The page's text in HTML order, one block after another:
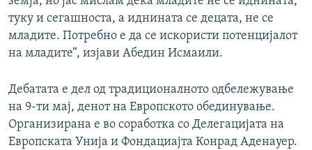
туку и сегашноста, а иднината се децата, не се
младите. Потребно е да се искористи потенцијалот
на младите“, изјави Абедин Исмаили.
Дебатата е дел од традиционалното одбележување
на 9-ти мај, денот на Европското обединување.
Организирана е во соработка со Делегацијата на
Европската Унија и Фондациајта Конрад Аденауер.